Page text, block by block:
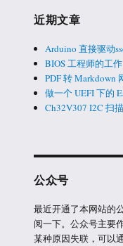
近期文章
Arduino 直接驱动
BIOS 工程师的工作
PDF 转 Markdown
做一个 UEFI 下的
Ch32V307 I2C 扫
公众号
最近开通了本网站的
阅一下。公众号主要
某种原因失联，可以